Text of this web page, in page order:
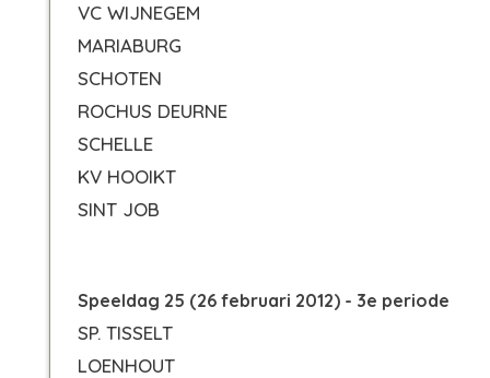
VC WIJNEGEM
MARIABURG
SCHOTEN
ROCHUS DEURNE
SCHELLE
KV HOOIKT
SINT JOB
Speeldag 25 (26 februari 2012) - 3e periode
SP. TISSELT
LOENHOUT